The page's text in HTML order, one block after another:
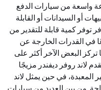
واسعة من سيارات الدفع
أو السيدانات أو القابلة
توفر كمية قابلة للتقدير من
في القدرات الخارجة عن
تركز البعض الآخر أكثر على
لاند روفر ديفندر مزيجًا
المعبدة، في حين يمثل لاند